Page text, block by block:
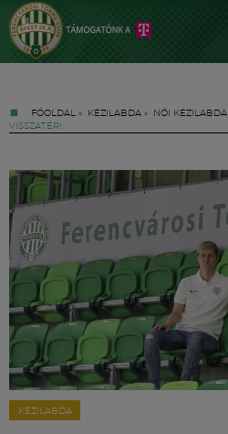
FŐOLDAL » KÉZILABDA » NŐI KÉZILABDA
VISSZATÉR!
KÉZILABDA
Jegyek
FM YouTube +
Hírek
Labdarúgás